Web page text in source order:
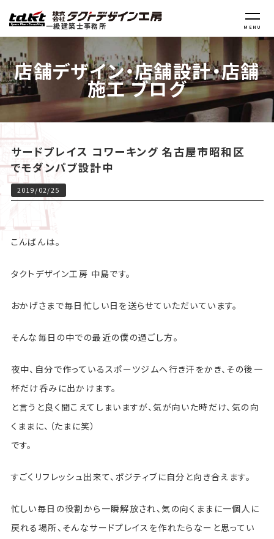
一級建築士事務所 MENU
店舗デザイン・店舗設計・店舗
施工 ブログ
サードプレイス コワーキング 名古屋市昭和区
でモダンパブ設計中
2019/02/25
こんばんは。
タクトデザイン工房 中島です。
おかげさまで毎日忙しい日を送らせていただいています。
そんな毎日の中での最近の僕の過ごし方。
夜中、自分で作っているスポーツジムへ行き汗をかき、その後一
杯だけ呑みに出かけます。
と言うと良く聞こえてしまいますが、気が向いた時だけ、気の向
くままに、（たまに笑）
です。
すごくリフレッシュ出来て、ポジティブに自分と向き合えます。
忙しい毎日の役割から一瞬解放され、気の向くままに一個人に
戻れる場所、そんなサードプレイスを作れたらなーと思ってい